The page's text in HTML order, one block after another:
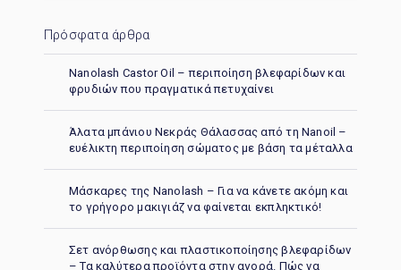
Πρόσφατα άρθρα
Nanolash Castor Oil – περιποίηση βλεφαρίδων και
φρυδιών που πραγματικά πετυχαίνει
Άλατα μπάνιου Νεκράς Θάλασσας από τη Nanoil –
ευέλικτη περιποίηση σώματος με βάση τα μέταλλα
Μάσκαρες της Nanolash – Για να κάνετε ακόμη και
το γρήγορο μακιγιάζ να φαίνεται εκπληκτικό!
Σετ ανόρθωσης και πλαστικοποίησης βλεφαρίδων
– Τα καλύτερα προϊόντα στην αγορά. Πώς να